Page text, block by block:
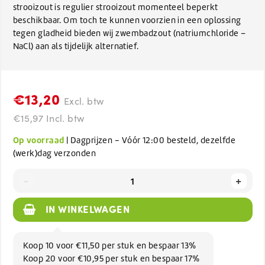
strooizout is regulier strooizout momenteel beperkt
beschikbaar. Om toch te kunnen voorzien in een oplossing
tegen gladheid bieden wij zwembadzout (natriumchloride –
NaCl) aan als tijdelijk alternatief.
€13,20 Excl. btw
€15,97 Incl. btw
Op voorraad | Dagprijzen - Vóór 12:00 besteld, dezelfde
(werk)dag verzonden
+
IN WINKELWAGEN
Koop 10 voor €11,50 per stuk en bespaar 13%
Koop 20 voor €10,95 per stuk en bespaar 17%